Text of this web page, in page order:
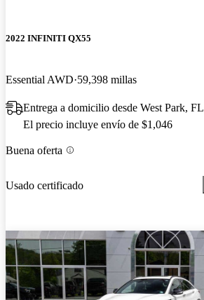
2022 INFINITI QX55
Essential AWD 59,398 millas
Entrega a domicilio desde West Park, FL
El precio incluye envío de $1,046
Buena oferta
Usado certificado